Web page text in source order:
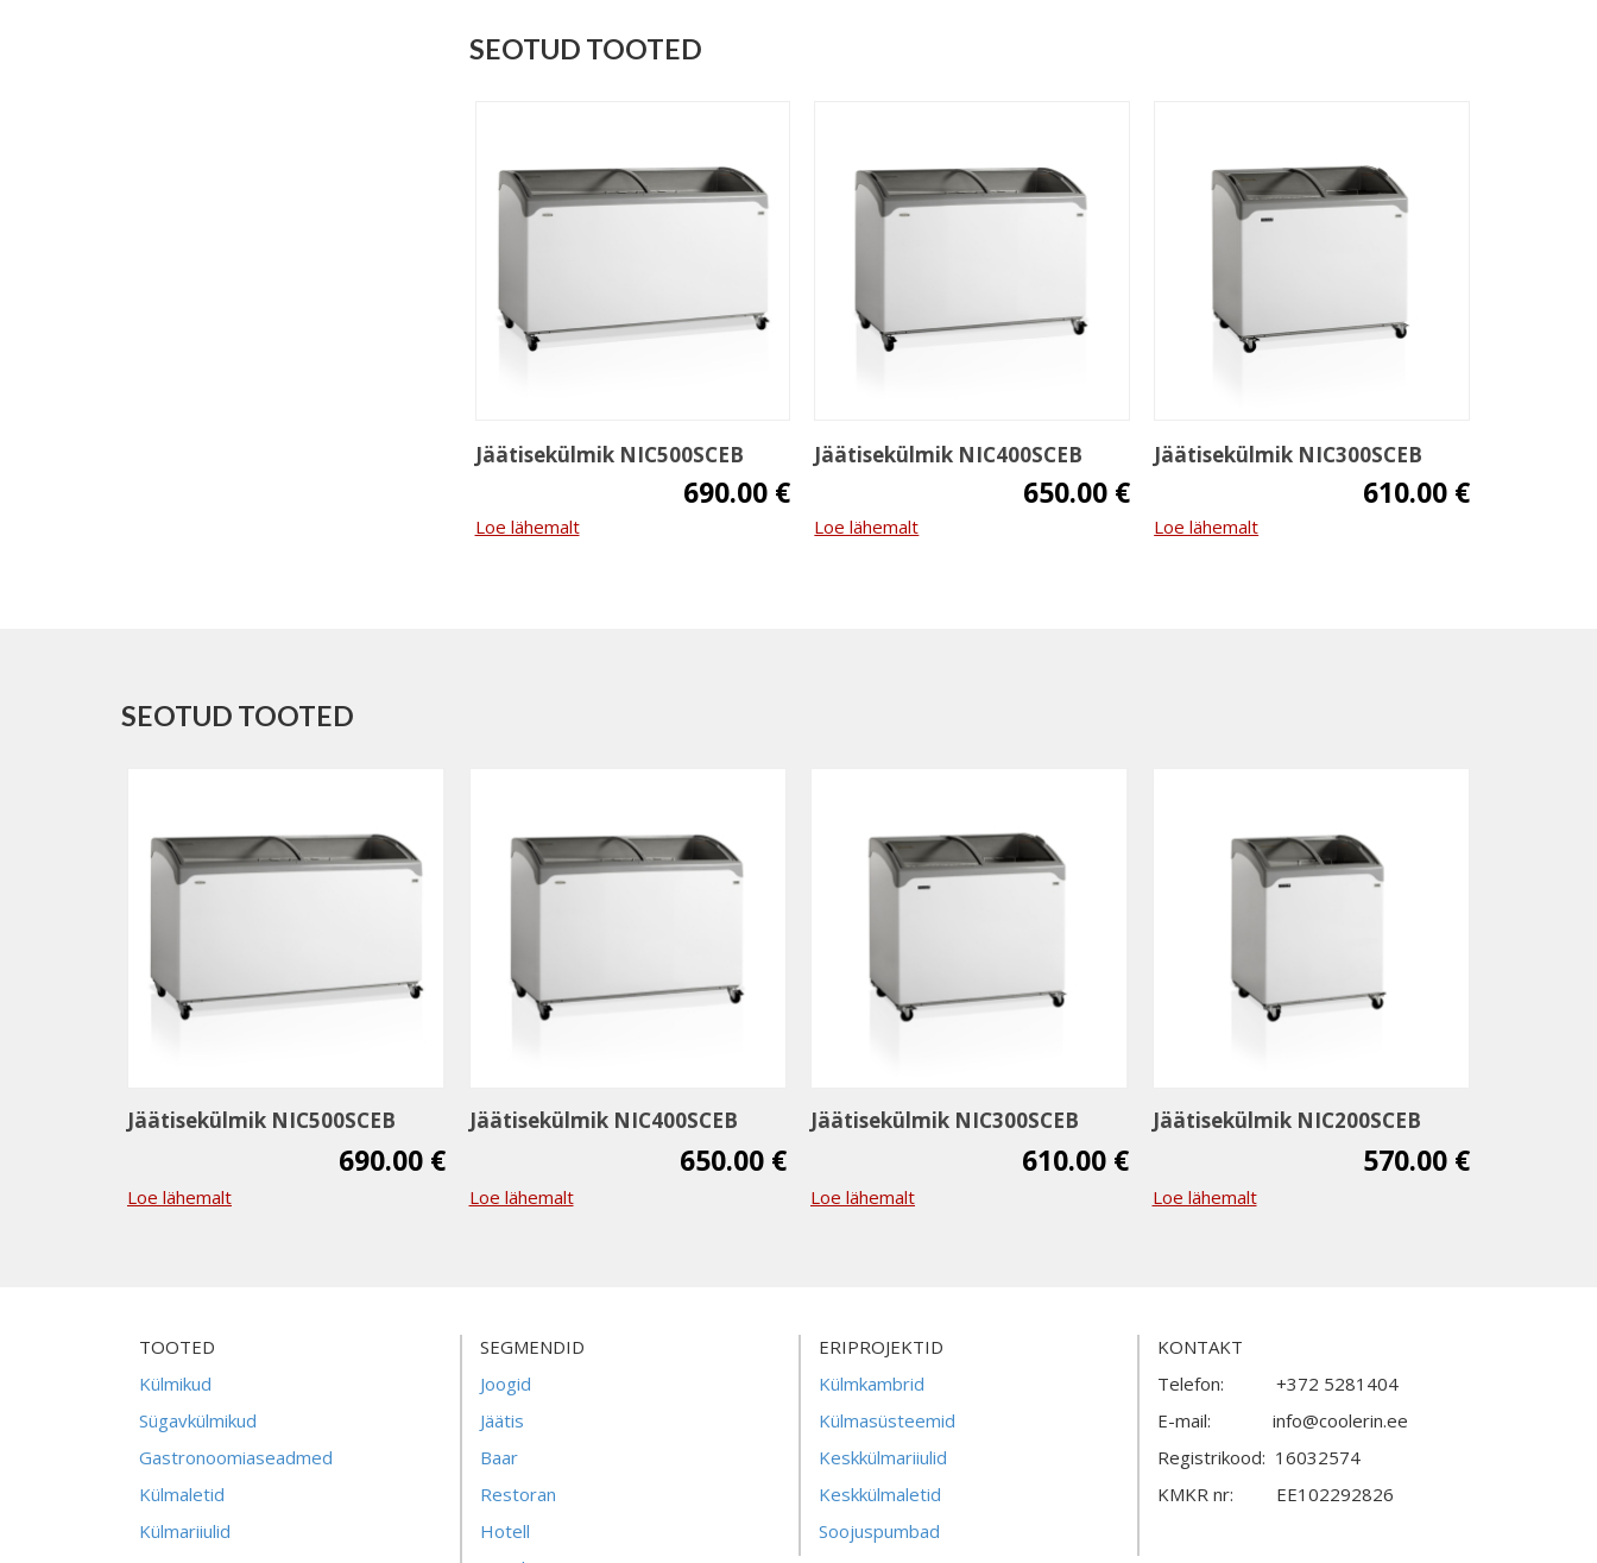
SEOTUD TOOTED
Jäätisekülmik NIC500SCEB
690.00 €
Loe lähemalt
Jäätisekülmik NIC400SCEB
650.00 €
Loe lähemalt
Jäätisekülmik NIC300SCEB
610.00 €
Loe lähemalt
SEOTUD TOOTED
Jäätisekülmik NIC500SCEB
690.00 €
Loe lähemalt
Jäätisekülmik NIC400SCEB
650.00 €
Loe lähemalt
Jäätisekülmik NIC300SCEB
610.00 €
Loe lähemalt
Jäätisekülmik NIC200SCEB
570.00 €
Loe lähemalt
TOOTED
Külmikud
Sügavkülmikud
Gastronoomiaseadmed
Külmaletid
Külmariiulid
SEGMENDID
Joogid
Jäätis
Baar
Restoran
Hotell
ERIPROJEKTID
Külmkambrid
Külmasüsteemid
Keskkülmariiulid
Keskkülmaletid
Soojuspumbad
KONTAKT
Telefon: +372 5281404
E-mail: info@coolerin.ee
Registrikood: 16032574
KMKR nr: EE102292826